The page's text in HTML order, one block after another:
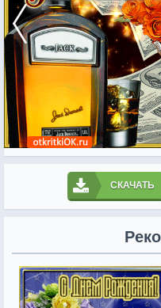
СКАЧАТЬ